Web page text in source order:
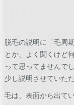
脱毛の説明に「毛周
とか、よく聞くけど
って思ってませんで
少し説明させていた
毛は、表面から出て